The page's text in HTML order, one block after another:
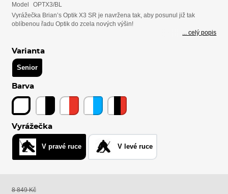
Model
OPTX3/BL
Vyrážečka Brian’s Optik X3 SR je navržena tak, aby posunul již tak
oblíbenou řadu Optik do zcela nových výšin!
... celý popis
Varianta
Senior
Barva
Vyrážečka
V pravé ruce V levé ruce
8 849 Kč